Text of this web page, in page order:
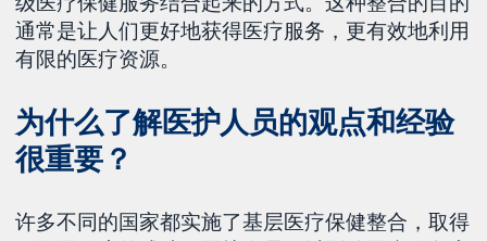
通常是让人们更好地获得医疗服务，更有效地利用
有限的医疗资源。
为什么了解医护人员的观点和经验
很重要？
许多不同的国家都实施了基层医疗保健整合，取得